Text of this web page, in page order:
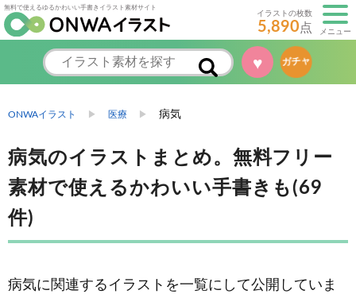
無料で使えるゆるかわいい手書きイラスト素材サイト
イラストの枚数
5,890点 メニュー
♥ ガチャ
ONWAイラスト 医療 病気
病気のイラストまとめ。無料フリー
素材で使えるかわいい手書きも(69
件)
病気に関連するイラストを一覧にして公開していま